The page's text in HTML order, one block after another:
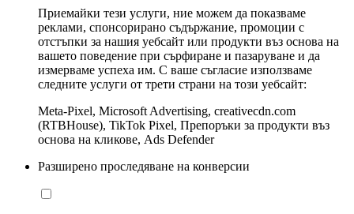
Приемайки тези услуги, ние можем да показваме
реклами, спонсорирано съдържание, промоции с
отстъпки за нашия уебсайт или продукти въз основа на
вашето поведение при сърфиране и пазаруване и да
измерваме успеха им. С ваше съгласие използваме
следните услуги от трети страни на този уебсайт:
Meta-Pixel, Microsoft Advertising, creativecdn.com
(RTBHouse), TikTok Pixel, Препоръки за продукти въз
основа на кликове, Ads Defender
Разширено проследяване на конверсии